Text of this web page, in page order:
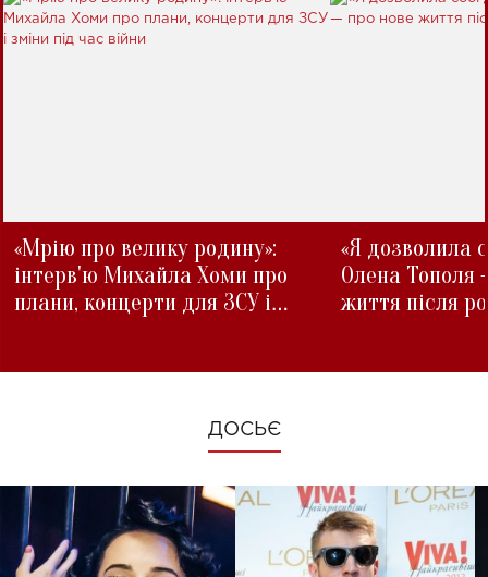
«Мрію про велику родину»:
інтерв'ю Михайла Хоми про
плани, концерти для ЗСУ і
«Я дозволила
Олена Тополя
життя після
ДОСЬЄ